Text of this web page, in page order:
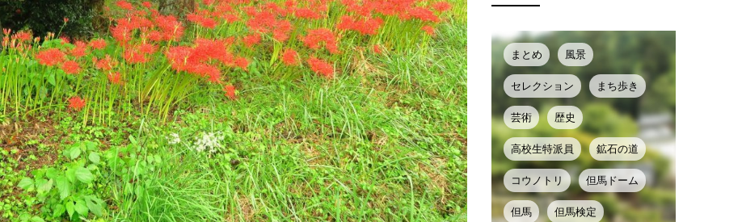
まとめ 風景
セレクション まち歩き
芸術 歴史
高校生特派員 鉱石の道
コウノトリ 但馬ドーム
但馬 但馬検定